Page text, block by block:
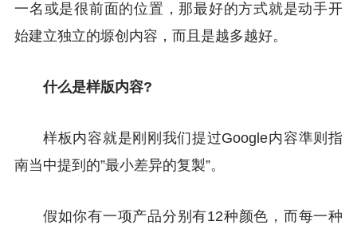
一名或是很前面的位置，那最好的方式就是动手开
始建立独立的塬创内容，而且是越多越好。
什么是样版内容?
样板内容就是刚刚我们提过Google内容準则指
南当中提到的”最小差异的复製”。
假如你有一项产品分别有12种颜色，而每一种